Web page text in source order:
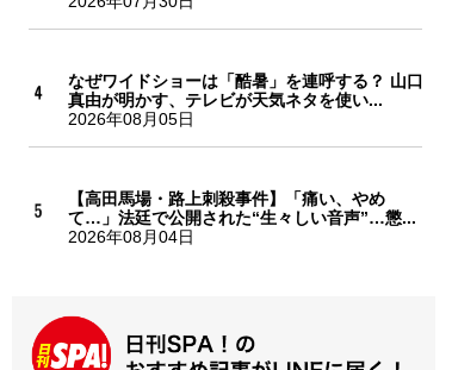
なぜワイドショーは「酷暑」を連呼する？ 山口
真由が明かす、テレビが天気ネタを使い...
2026年08月05日
【高田馬場・路上刺殺事件】「痛い、やめ
て…」法廷で公開された“生々しい音声”…懲...
2026年08月04日